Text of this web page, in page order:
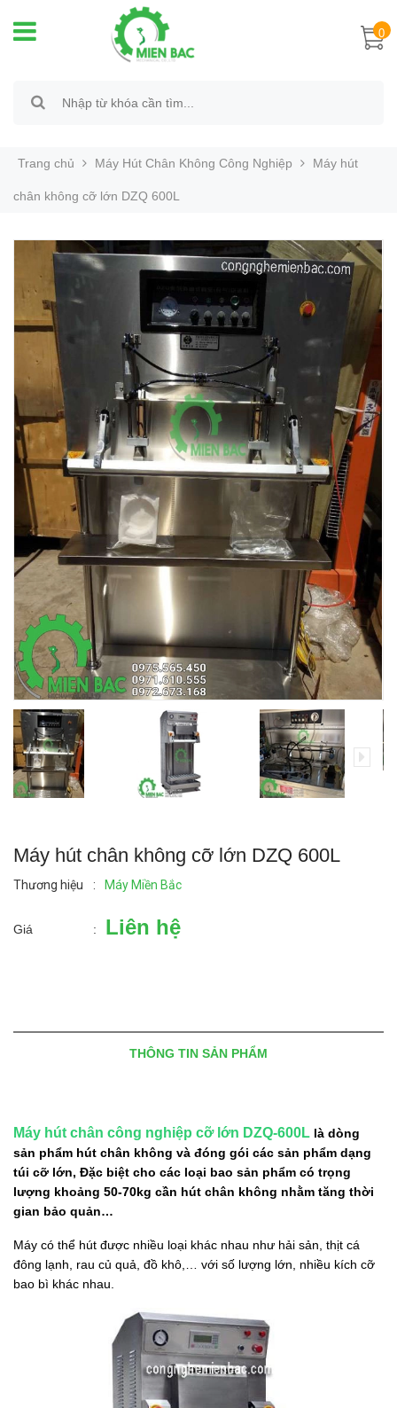
0
Trang chủ Máy Hút Chân Không Công Nghiệp Máy hút
chân không cỡ lớn DZQ 600L
Máy hút chân không cỡ lớn DZQ 600L
Thương hiệu : Máy Miền Bắc
Giá : Liên hệ
THÔNG TIN SẢN PHẨM
Máy hút chân công nghiệp cỡ lớn DZQ-600L là dòng
sản phẩm hút chân không và đóng gói các sản phẩm dạng
túi cỡ lớn, Đặc biệt cho các loại bao sản phẩm có trọng
lượng khoảng 50-70kg cần hút chân không nhằm tăng thời
gian bảo quản…
Máy có thể hút được nhiều loại khác nhau như hải sản, thịt cá
đông lạnh, rau củ quả, đồ khô,… với số lượng lớn, nhiều kích cỡ
bao bì khác nhau.